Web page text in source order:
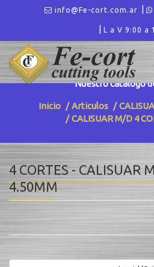
info@Fe-cort.com.ar
L a V 9:00 a
ARTICULOS - 4
Nuestro catalogo
Inicio Articulos
CALISUAR M/D 4
4 CORTES - CALISUAR
4.50MM